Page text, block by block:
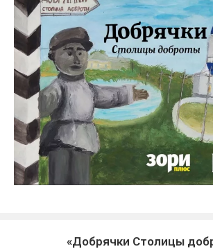
«Добрячки Столицы